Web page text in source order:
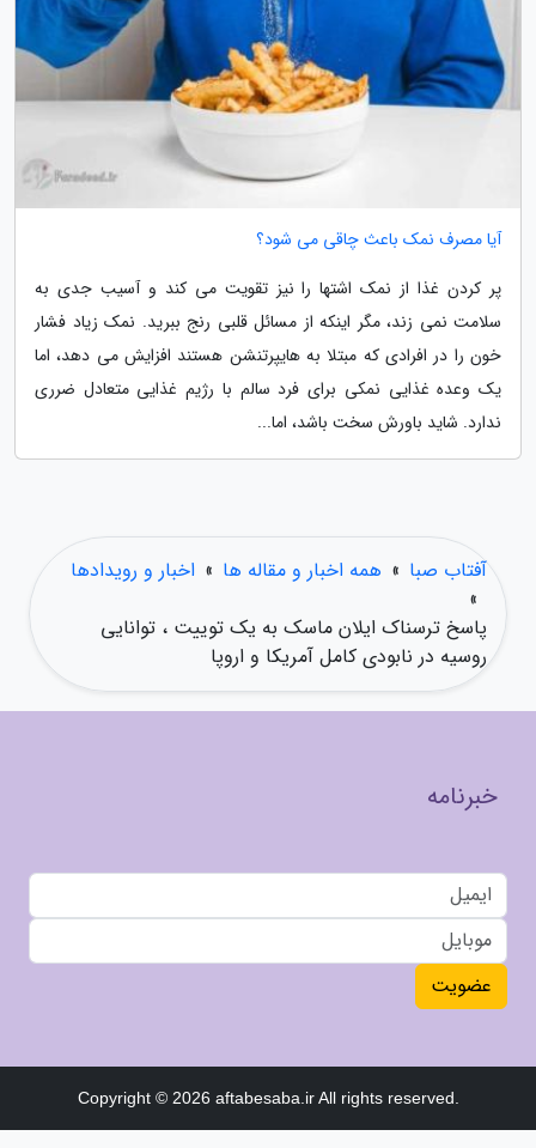
آیا مصرف نمک باعث چاقی می شود؟
پر کردن غذا از نمک اشتها را نیز تقویت می کند و آسیب جدی به
سلامت نمی زند، مگر اینکه از مسائل قلبی رنج ببرید. نمک زیاد فشار
خون را در افرادی که مبتلا به هایپرتنشن هستند افزایش می دهد، اما
یک وعده غذایی نمکی برای فرد سالم با رژیم غذایی متعادل ضرری
ندارد. شاید باورش سخت باشد، اما...
آفتاب صبا » همه اخبار و مقاله ها » اخبار و رویدادها
»
پاسخ ترسناک ایلان ماسک به یک توییت ، توانایی
روسیه در نابودی کامل آمریکا و اروپا
خبرنامه
عضویت
Copyright © 2026 aftabesaba.ir All rights reserved.